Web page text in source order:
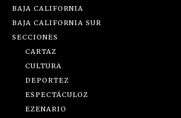
BAJA CALIFORNIA
BAJA CALIFORNIA SUR
SECCIONES
CARTAZ
CULTURA
DEPORTEZ
ESPECTÁCULOZ
EZENARIO